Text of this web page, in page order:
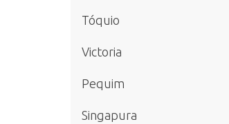
Tóquio
Victoria
Pequim
Singapura